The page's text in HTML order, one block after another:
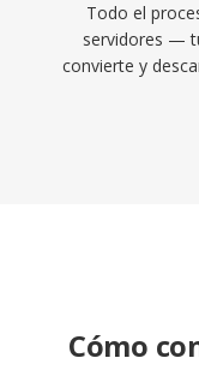
Todo el
servidores —
convierte y
Cómo